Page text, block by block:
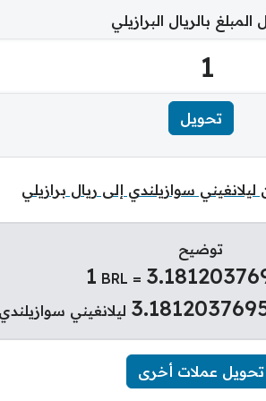
المبلغ بالريال البرازيلي
سوازيلندي إلى ريال برازيلي
توضيح
1 BRL =
ليلانغيني
تحويل عملات أخرى